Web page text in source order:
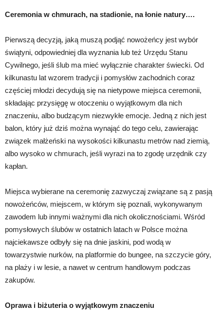
Ceremonia w chmurach, na stadionie, na łonie natury….
Pierwszą decyzją, jaką muszą podjąć nowożeńcy jest wybór
świątyni, odpowiedniej dla wyznania lub też Urzędu Stanu
Cywilnego, jeśli ślub ma mieć wyłącznie charakter świecki. Od
kilkunastu lat wzorem tradycji i pomysłów zachodnich coraz
częściej młodzi decydują się na nietypowe miejsca ceremonii,
składając przysięgę w otoczeniu o wyjątkowym dla nich
znaczeniu, albo budzącym niezwykłe emocje. Jedną z nich jest
balon, który już dziś można wynająć do tego celu, zawierając
związek małżeński na wysokości kilkunastu metrów nad ziemią,
albo wysoko w chmurach, jeśli wyrazi na to zgodę urzędnik czy
kapłan.
Miejsca wybierane na ceremonię zazwyczaj związane są z pasją
nowożeńców, miejscem, w którym się poznali, wykonywanym
zawodem lub innymi ważnymi dla nich okolicznościami. Wśród
pomysłowych ślubów w ostatnich latach w Polsce można
najciekawsze odbyły się na dnie jaskini, pod wodą w
towarzystwie nurków, na platformie do bungee, na szczycie góry,
na plaży i w lesie, a nawet w centrum handlowym podczas
zakupów.
Oprawa i biżuteria o wyjątkowym znaczeniu